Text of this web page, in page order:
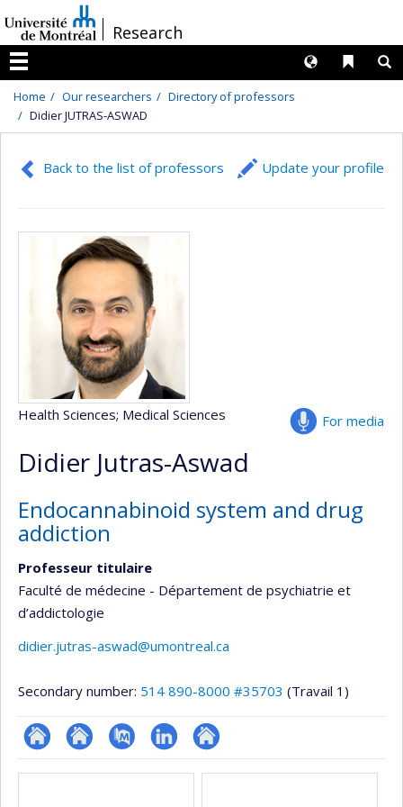
au
contenu
/Research
Menu
Liens
Langues
Home Our researchers
Directory of professors
Didier JUTRAS-ASWAD
Back to the list of professors Update your profile
For media
Health Sciences; Medical Sciences
Didier Jutras-Aswad
Endocannabinoid system and drug
addiction
Professeur titulaire
Faculté de médecine - Département de psychiatrie et
d’addictologie
didier.jutras-aswad@umontreal.ca
Secondary number: 514 890-8000 #35703 (Travail 1)
ResearchGate
Site
PubMedLinkedInAutre
Media